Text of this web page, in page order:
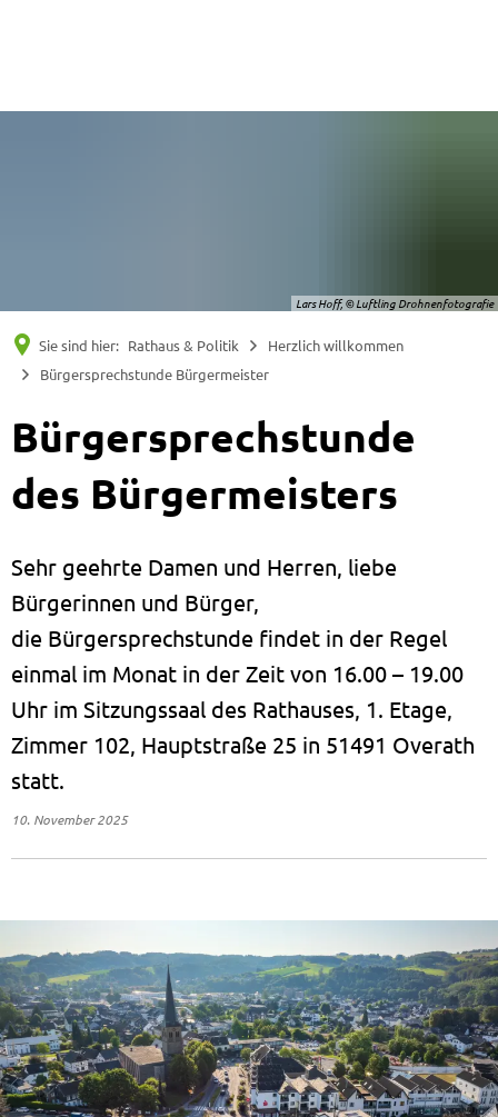
Lars Hoff, © Luftling Drohnenfotografie
Sie sind hier: Rathaus & Politik
Herzlich willkommen
Bürgersprechstunde Bürgermeister
Bürgersprechstunde
des Bürgermeisters
Sehr geehrte Damen und Herren, liebe
Bürgerinnen und Bürger,
die Bürgersprechstunde findet in der Regel
einmal im Monat in der Zeit von 16.00 – 19.00
Uhr im Sitzungssaal des Rathauses, 1. Etage,
Zimmer 102, Hauptstraße 25 in 51491 Overath
statt.
10. November 2025